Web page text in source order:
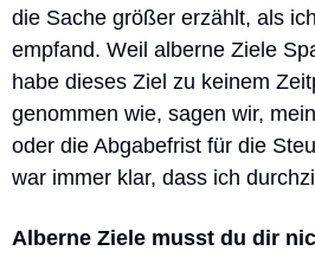
die Sache größer erzählt, als
empfand. Weil alberne Ziele
habe dieses Ziel zu keinem
genommen wie, sagen wir,
oder die Abgabefrist für die
war immer klar, dass ich
Alberne Ziele musst du dir